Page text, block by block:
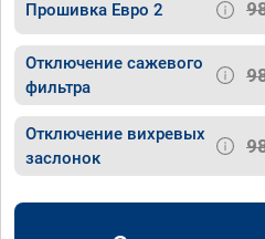
Прошивка Евро 2
Отключение сажевого
фильтра
Отключение вихревых
заслонок